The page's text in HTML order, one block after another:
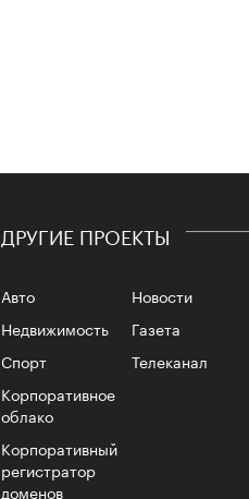
4
ДРУГИЕ ПРОЕКТЫ
Авто
Недвижимость
Спорт
Корпоративное
облако
Корпоративный
регистратор
доменов
Новости
Газета
Телеканал